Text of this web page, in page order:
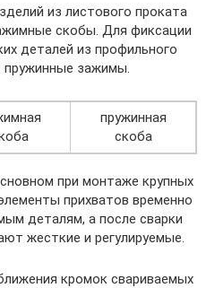
из листового проката
скобы. Для фиксации
деталей из профильного
пружинные зажимы.
пружинная
скоба
при монтаже крупных
прихватов временно
деталям, а после сварки
жесткие и регулируемые.
кромок свариваемых